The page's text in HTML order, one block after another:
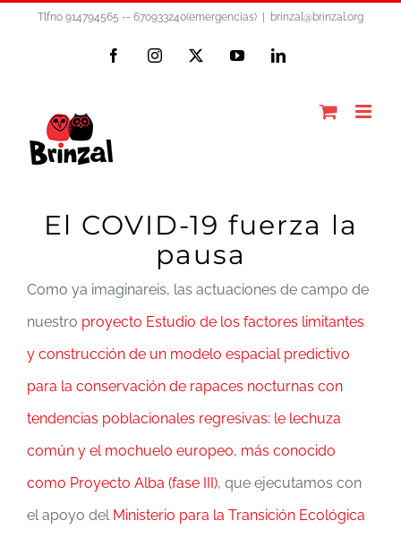
Tlfno 914794565 -- 670933240(emergencias) brinzal@brinzal.org
FacebookInstagram YouTubeLinkedIn
El COVID-19 fuerza la
pausa
Como ya imaginareis, las actuaciones de campo de
nuestro proyecto Estudio de los factores limitantes
y construcción de un modelo espacial predictivo
para la conservación de rapaces nocturnas con
tendencias poblacionales regresivas: le lechuza
común y el mochuelo europeo, más conocido
como Proyecto Alba (fase III), que ejecutamos con
el apoyo del Ministerio para la Transición Ecológica